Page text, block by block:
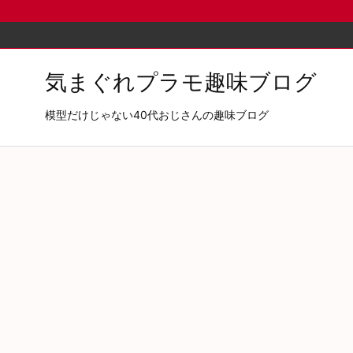
気まぐれプラモ趣味ブログ
模型だけじゃない40代おじさんの趣味ブログ